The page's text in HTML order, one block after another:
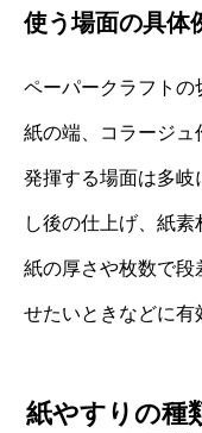
使う場面の具体
ペーパークラフトの
紙の端、コラージュ
発揮する場面は多岐
し後の仕上げ、紙素
紙の厚さや枚数で段
せたいときなどに有
紙やすりの種